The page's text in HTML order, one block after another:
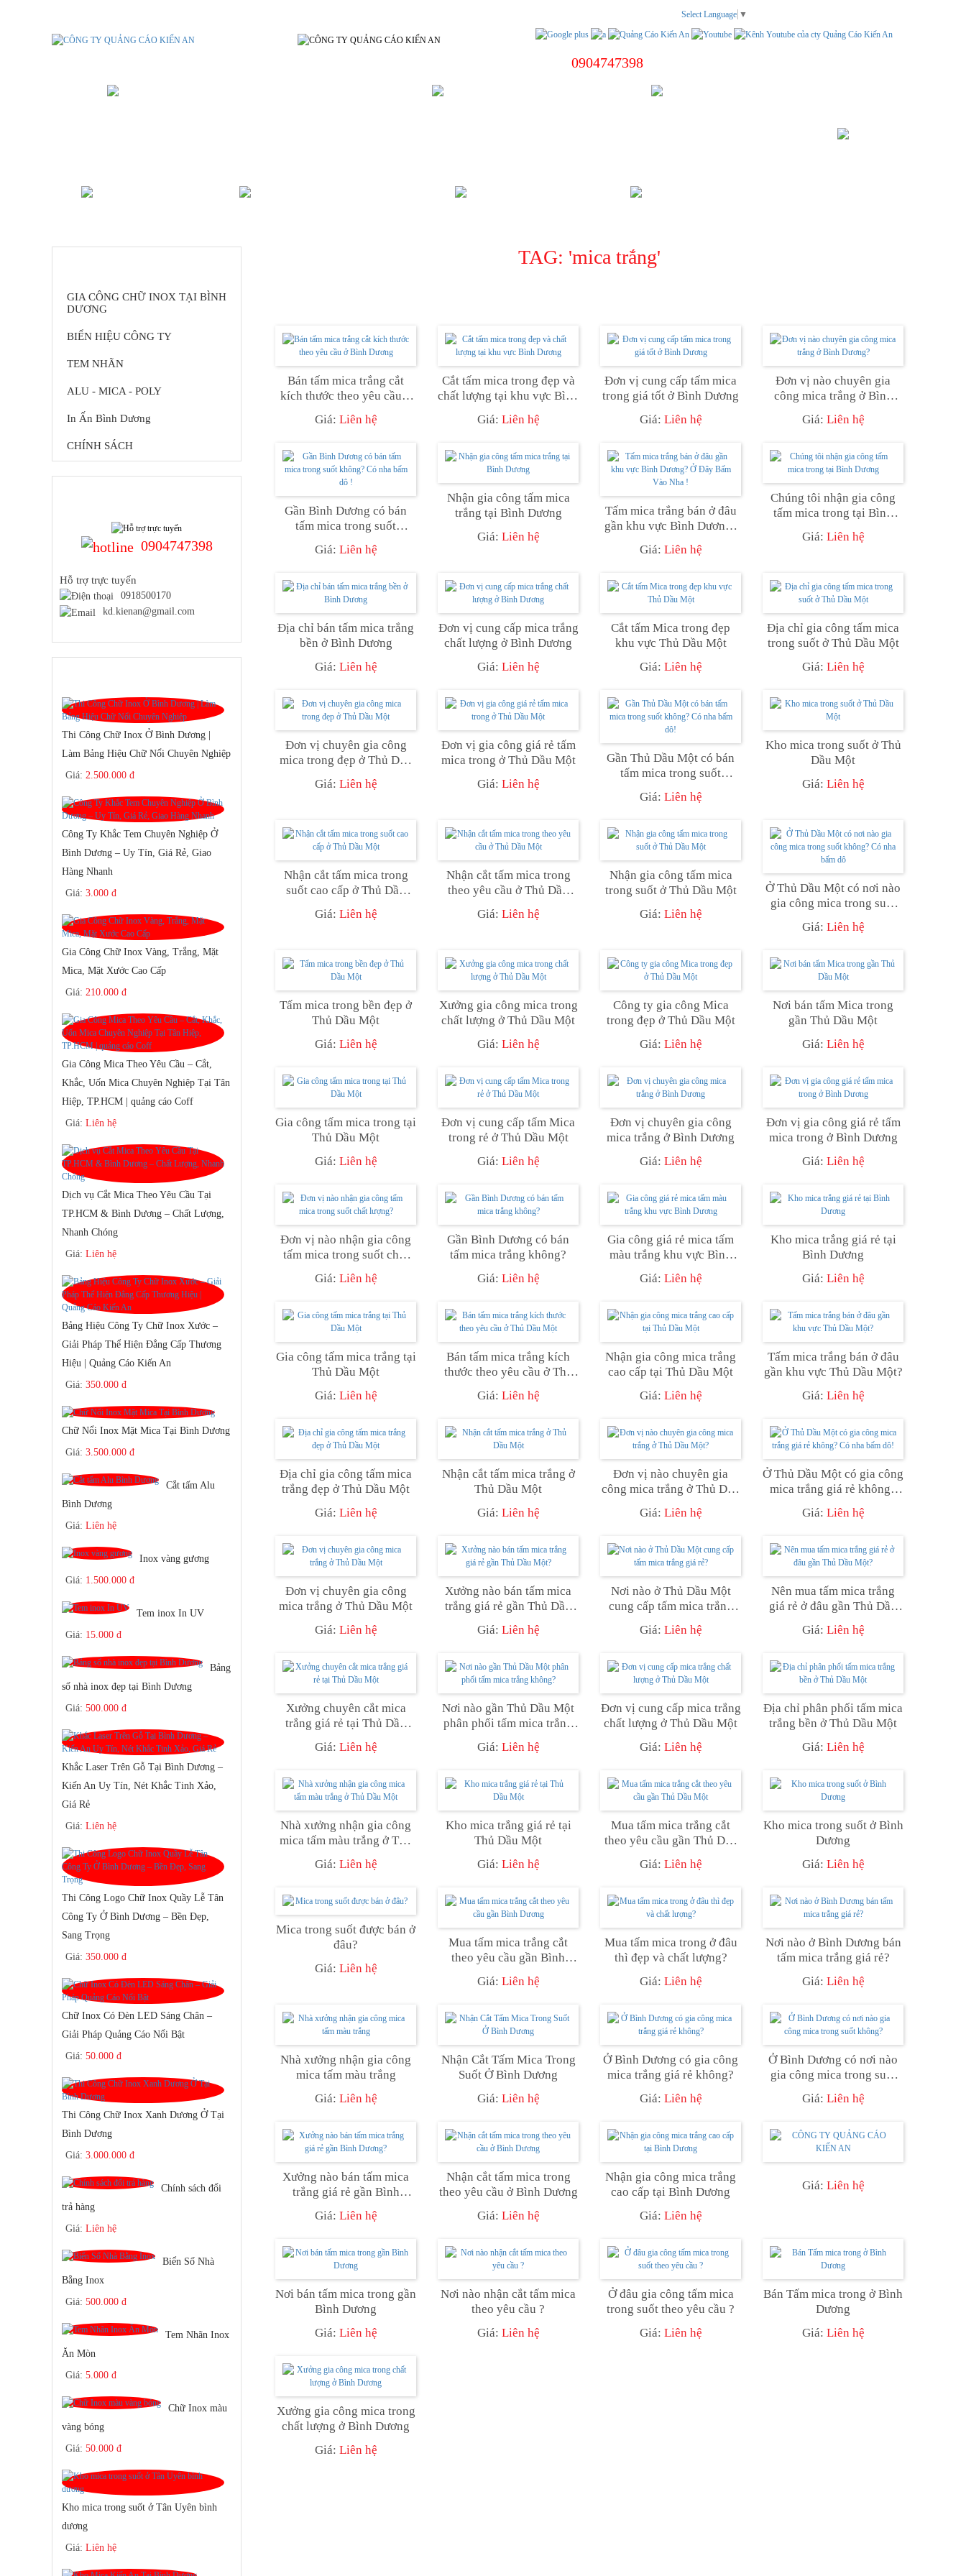
Select Language ▼
0904747398
GIA CÔNG CHỮ INOX TẠI BÌNH
DƯƠNG
BIỂN HIỆU CÔNG TY
TEM NHÃN
ALU - MICA - POLY
In Ấn Bình Dương
CHÍNH SÁCH
0904747398
Hỗ trợ trực tuyến
0918500170
kd.kienan@gmail.com
Thi Công Chữ Inox Ở Bình Dương |
Làm Bảng Hiệu Chữ Nổi Chuyên Nghiệp
Giá: 2.500.000 đ
Công Ty Khắc Tem Chuyên Nghiệp Ở
Bình Dương – Uy Tín, Giá Rẻ, Giao
Hàng Nhanh
Giá: 3.000 đ
Gia Công Chữ Inox Vàng, Trắng, Mặt
Mica, Mặt Xước Cao Cấp
Giá: 210.000 đ
Gia Công Mica Theo Yêu Cầu – Cắt,
Khắc, Uốn Mica Chuyên Nghiệp Tại Tân
Hiệp, TP.HCM | quảng cáo Coff
Giá: Liên hệ
Dịch vụ Cắt Mica Theo Yêu Cầu Tại
TP.HCM & Bình Dương – Chất Lượng,
Nhanh Chóng
Giá: Liên hệ
Bảng Hiệu Công Ty Chữ Inox Xước –
Giải Pháp Thể Hiện Đẳng Cấp Thương
Hiệu | Quảng Cáo Kiến An
Giá: 350.000 đ
Chữ Nổi Inox Mặt Mica Tại Bình Dương
Giá: 3.500.000 đ
Cắt tấm Alu
Bình Dương
Giá: Liên hệ
Inox vàng gương
Giá: 1.500.000 đ
Tem inox In UV
Giá: 15.000 đ
Bảng
số nhà inox đẹp tại Bình Dương
Giá: 500.000 đ
Khắc Laser Trên Gỗ Tại Bình Dương –
Kiến An Uy Tín, Nét Khắc Tinh Xảo,
Giá Rẻ
Giá: Liên hệ
Thi Công Logo Chữ Inox Quầy Lễ Tân
Công Ty Ở Bình Dương – Bền Đẹp,
Sang Trọng
Giá: 350.000 đ
Chữ Inox Có Đèn LED Sáng Chân –
Giải Pháp Quảng Cáo Nổi Bật
Giá: 50.000 đ
Thi Công Chữ Inox Xanh Dương Ở Tại
Bình Dương
Giá: 3.000.000 đ
Chính sách đổi
trả hàng
Giá: Liên hệ
Biển Số Nhà
Bằng Inox
Giá: 500.000 đ
Tem Nhãn Inox
Ăn Mòn
Giá: 5.000 đ
Chữ Inox màu
vàng bóng
Giá: 50.000 đ
Kho mica trong suốt ở Tân Uyên bình
dương
Giá: Liên hệ
TAG: 'mica trắng'
Bán tấm mica trắng cắt
kích thước theo yêu cầu ở
Giá: Liên hệ
Cắt tấm mica trong đẹp và
chất lượng tại khu vực Bình
Giá: Liên hệ
Đơn vị cung cấp tấm mica
trong giá tốt ở Bình Dương
Giá: Liên hệ
Đơn vị nào chuyên gia
công mica trắng ở Bình
Giá: Liên hệ
Gần Bình Dương có bán
tấm mica trong suốt
Giá: Liên hệ
Nhận gia công tấm mica
trắng tại Bình Dương
Giá: Liên hệ
Tấm mica trắng bán ở đâu
gần khu vực Bình Dương?
Giá: Liên hệ
Chúng tôi nhận gia công
tấm mica trong tại Bình
Giá: Liên hệ
Địa chỉ bán tấm mica trắng
bền ở Bình Dương
Giá: Liên hệ
Đơn vị cung cấp mica trắng
chất lượng ở Bình Dương
Giá: Liên hệ
Cắt tấm Mica trong đẹp
khu vực Thủ Dầu Một
Giá: Liên hệ
Địa chỉ gia công tấm mica
trong suốt ở Thủ Dầu Một
Giá: Liên hệ
Đơn vị chuyên gia công
mica trong đẹp ở Thủ Dầu
Giá: Liên hệ
Đơn vị gia công giá rẻ tấm
mica trong ở Thủ Dầu Một
Giá: Liên hệ
Gần Thủ Dầu Một có bán
tấm mica trong suốt
Giá: Liên hệ
Kho mica trong suốt ở Thủ
Dầu Một
Giá: Liên hệ
Nhận cắt tấm mica trong
suốt cao cấp ở Thủ Dầu
Giá: Liên hệ
Nhận cắt tấm mica trong
theo yêu cầu ở Thủ Dầu
Giá: Liên hệ
Nhận gia công tấm mica
trong suốt ở Thủ Dầu Một
Giá: Liên hệ
Ở Thủ Dầu Một có nơi nào
gia công mica trong suốt
Giá: Liên hệ
Tấm mica trong bền đẹp ở
Thủ Dầu Một
Giá: Liên hệ
Xưởng gia công mica trong
chất lượng ở Thủ Dầu Một
Giá: Liên hệ
Công ty gia công Mica
trong đẹp ở Thủ Dầu Một
Giá: Liên hệ
Nơi bán tấm Mica trong
gần Thủ Dầu Một
Giá: Liên hệ
Gia công tấm mica trong tại
Thủ Dầu Một
Giá: Liên hệ
Đơn vị cung cấp tấm Mica
trong rẻ ở Thủ Dầu Một
Giá: Liên hệ
Đơn vị chuyên gia công
mica trắng ở Bình Dương
Giá: Liên hệ
Đơn vị gia công giá rẻ tấm
mica trong ở Bình Dương
Giá: Liên hệ
Đơn vị nào nhận gia công
tấm mica trong suốt chất
Giá: Liên hệ
Gần Bình Dương có bán
tấm mica trắng không?
Giá: Liên hệ
Gia công giá rẻ mica tấm
màu trắng khu vực Bình
Giá: Liên hệ
Kho mica trắng giá rẻ tại
Bình Dương
Giá: Liên hệ
Gia công tấm mica trắng tại
Thủ Dầu Một
Giá: Liên hệ
Bán tấm mica trắng kích
thước theo yêu cầu ở Thủ
Giá: Liên hệ
Nhận gia công mica trắng
cao cấp tại Thủ Dầu Một
Giá: Liên hệ
Tấm mica trắng bán ở đâu
gần khu vực Thủ Dầu Một?
Giá: Liên hệ
Địa chỉ gia công tấm mica
trắng đẹp ở Thủ Dầu Một
Giá: Liên hệ
Nhận cắt tấm mica trắng ở
Thủ Dầu Một
Giá: Liên hệ
Đơn vị nào chuyên gia
công mica trắng ở Thủ Dầu
Giá: Liên hệ
Ở Thủ Dầu Một có gia công
mica trắng giá rẻ không?
Giá: Liên hệ
Đơn vị chuyên gia công
mica trắng ở Thủ Dầu Một
Giá: Liên hệ
Xưởng nào bán tấm mica
trắng giá rẻ gần Thủ Dầu
Giá: Liên hệ
Nơi nào ở Thủ Dầu Một
cung cấp tấm mica trắng
Giá: Liên hệ
Nên mua tấm mica trắng
giá rẻ ở đâu gần Thủ Dầu
Giá: Liên hệ
Xưởng chuyên cắt mica
trắng giá rẻ tại Thủ Dầu
Giá: Liên hệ
Nơi nào gần Thủ Dầu Một
phân phối tấm mica trắng
Giá: Liên hệ
Đơn vị cung cấp mica trắng
chất lượng ở Thủ Dầu Một
Giá: Liên hệ
Địa chỉ phân phối tấm mica
trắng bền ở Thủ Dầu Một
Giá: Liên hệ
Nhà xưởng nhận gia công
mica tấm màu trắng ở Thủ
Giá: Liên hệ
Kho mica trắng giá rẻ tại
Thủ Dầu Một
Giá: Liên hệ
Mua tấm mica trắng cắt
theo yêu cầu gần Thủ Dầu
Giá: Liên hệ
Kho mica trong suốt ở Bình
Dương
Giá: Liên hệ
Mica trong suốt được bán ở
đâu?
Giá: Liên hệ
Mua tấm mica trắng cắt
theo yêu cầu gần Bình
Giá: Liên hệ
Mua tấm mica trong ở đâu
thì đẹp và chất lượng?
Giá: Liên hệ
Nơi nào ở Bình Dương bán
tấm mica trắng giá rẻ?
Giá: Liên hệ
Nhà xưởng nhận gia công
mica tấm màu trắng
Giá: Liên hệ
Nhận Cắt Tấm Mica Trong
Suốt Ở Bình Dương
Giá: Liên hệ
Ở Bình Dương có gia công
mica trắng giá rẻ không?
Giá: Liên hệ
Ở Bình Dương có nơi nào
gia công mica trong suốt
Giá: Liên hệ
Xưởng nào bán tấm mica
trắng giá rẻ gần Bình
Giá: Liên hệ
Nhận cắt tấm mica trong
theo yêu cầu ở Bình Dương
Giá: Liên hệ
Nhận gia công mica trắng
cao cấp tại Bình Dương
Giá: Liên hệ
Giá: Liên hệ
Nơi bán tấm mica trong gần
Bình Dương
Giá: Liên hệ
Nơi nào nhận cắt tấm mica
theo yêu cầu ?
Giá: Liên hệ
Ở đâu gia công tấm mica
trong suốt theo yêu cầu ?
Giá: Liên hệ
Bán Tấm mica trong ở Bình
Dương
Giá: Liên hệ
Xưởng gia công mica trong
chất lượng ở Bình Dương
Giá: Liên hệ